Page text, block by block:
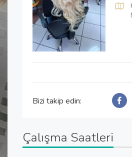
Bizi takip edin:
Çalışma Saatleri